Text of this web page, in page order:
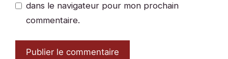
dans le navigateur pour mon prochain
commentaire.